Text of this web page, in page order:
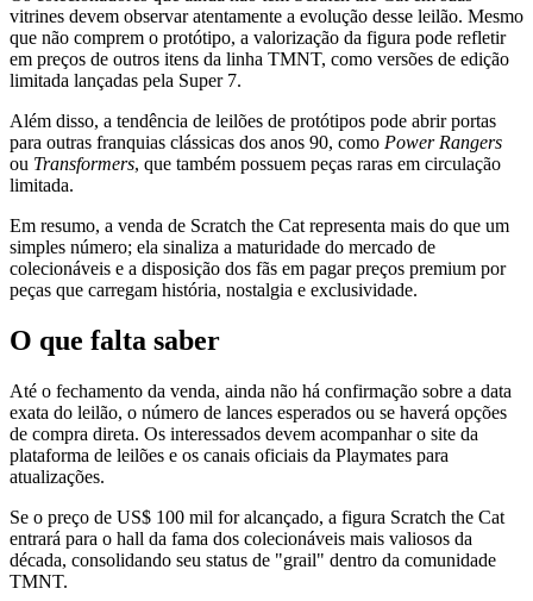
vitrines devem observar atentamente a evolução desse leilão. Mesmo
que não comprem o protótipo, a valorização da figura pode refletir
em preços de outros itens da linha TMNT, como versões de edição
limitada lançadas pela Super 7.
Além disso, a tendência de leilões de protótipos pode abrir portas
para outras franquias clássicas dos anos 90, como Power Rangers
ou Transformers, que também possuem peças raras em circulação
limitada.
Em resumo, a venda de Scratch the Cat representa mais do que um
simples número; ela sinaliza a maturidade do mercado de
colecionáveis e a disposição dos fãs em pagar preços premium por
peças que carregam história, nostalgia e exclusividade.
O que falta saber
Até o fechamento da venda, ainda não há confirmação sobre a data
exata do leilão, o número de lances esperados ou se haverá opções
de compra direta. Os interessados devem acompanhar o site da
plataforma de leilões e os canais oficiais da Playmates para
atualizações.
Se o preço de US$ 100 mil for alcançado, a figura Scratch the Cat
entrará para o hall da fama dos colecionáveis mais valiosos da
década, consolidando seu status de "grail" dentro da comunidade
TMNT.